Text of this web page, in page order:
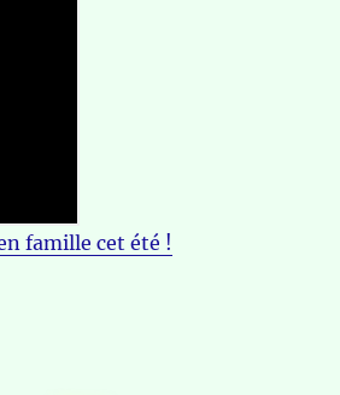
famille cet été !